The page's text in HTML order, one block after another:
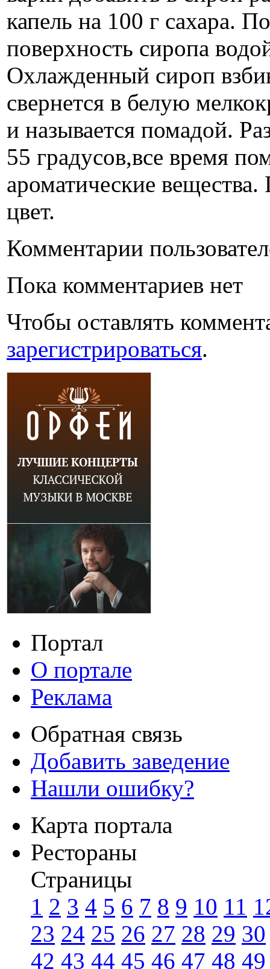
капель на 100 г сахара.
поверхность сиропа
Охлажденный сироп
свернется в белую
и называется помадой.
55 градусов,все время
ароматические
цвет.
Комментарии
Пока комментариев нет
Чтобы оставлять
зарегистрироваться.
Портал
О портале
Реклама
Обратная связь
Добавить заведение
Нашли ошибку?
Карта портала
Рестораны
Страницы
1 2 3 4 5 6 7 8 9 10 11
23 24 25 26 27 28 29 30
42 43 44 45 46 47 48 49